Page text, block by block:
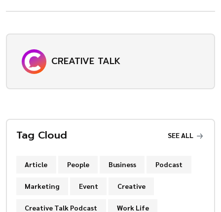
CREATIVE TALK
Tag Cloud SEE ALL
Article People Business Podcast
Marketing Event Creative
Creative Talk Podcast Work Life